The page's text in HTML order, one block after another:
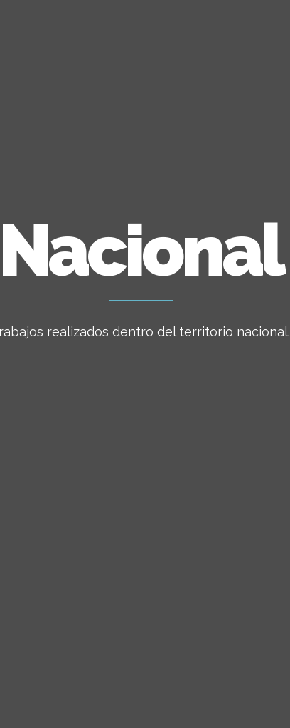
Nacional
realizados dentro del territorio nacional.